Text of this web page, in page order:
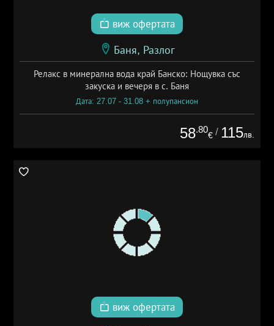
виж офертата
Баня, Разлог
Релакс в минерална вода край Банско: Нощувка със
закуска и вечеря в с. Баня
Дата: 27.07 - 31.08 + полупансион
58.80
€ / 115лв.
виж офертата